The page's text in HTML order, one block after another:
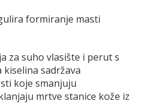
formiranje masti
za suho vlasište i perut s
sadržava
koje smanjuju
mrtve stanice kože iz